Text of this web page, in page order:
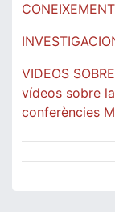
CONEIXEMENT
VIDEOS
vídeos sobre
conferències